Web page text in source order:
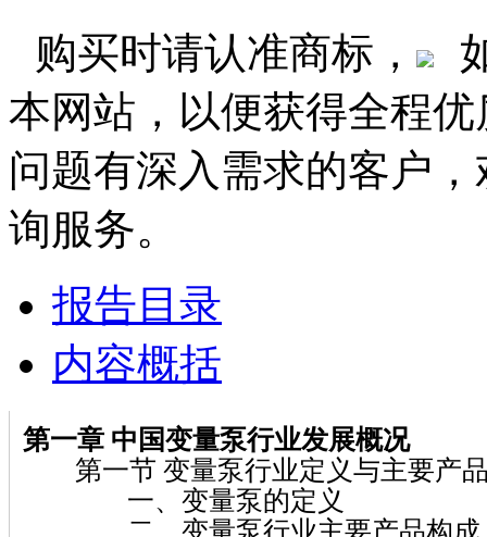
购买时请认准商标，
本网站，以便获得全程
问题有深入需求的客户
询服务。
报告目录
内容概括
第一章 中国变量泵行业发展概况
第一节 变量泵行业定义与主要产
一、变量泵的定义
二、变量泵行业主要产品构成